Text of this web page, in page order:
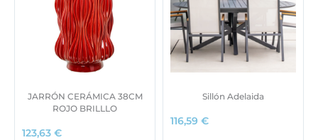
JARRÓN CERÁMICA 38CM
ROJO BRILLLO
123,63 €
Sillón Adelaida
116,59 €